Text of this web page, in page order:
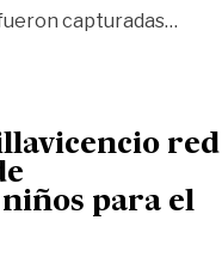
capturadas…
red
para el